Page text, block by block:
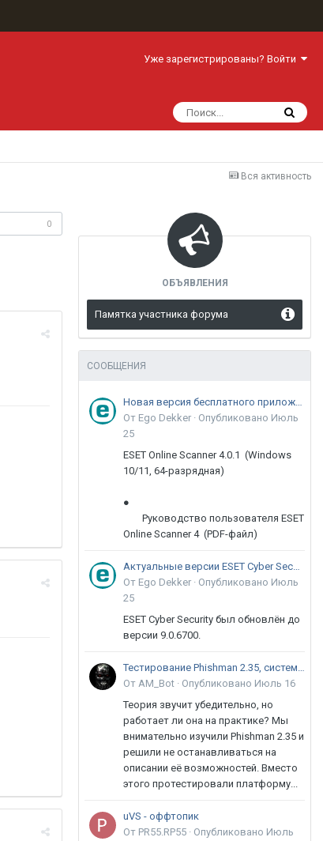
Уже зарегистрированы? Войти
Вся активность
0
ОБЪЯВЛЕНИЯ
Памятка участника форума
СООБЩЕНИЯ
Новая версия бесплатного приложения ESET Online Scanner доступна пользователям
От Ego Dekker · Опубликовано Июль
25
ESET Online Scanner 4.0.1 (Windows
10/11, 64-разрядная)
●
Руководство пользователя ESET
Online Scanner 4 (PDF-файл)
Актуальные версии ESET Cyber Security 9
От Ego Dekker · Опубликовано Июль
25
ESET Cyber Security был обновлён до
версии 9.0.6700.
Тестирование Phishman 2.35, системы повышения осведомлённости пользователей в сфере ИБ
От AM_Bot · Опубликовано Июль 16
Теория звучит убедительно, но
работает ли она на практике? Мы
внимательно изучили Phishman 2.35 и
решили не останавливаться на
описании её возможностей. Вместо
этого протестировали платформу...
uVS - оффтопик
От PR55.RP55 · Опубликовано Июль